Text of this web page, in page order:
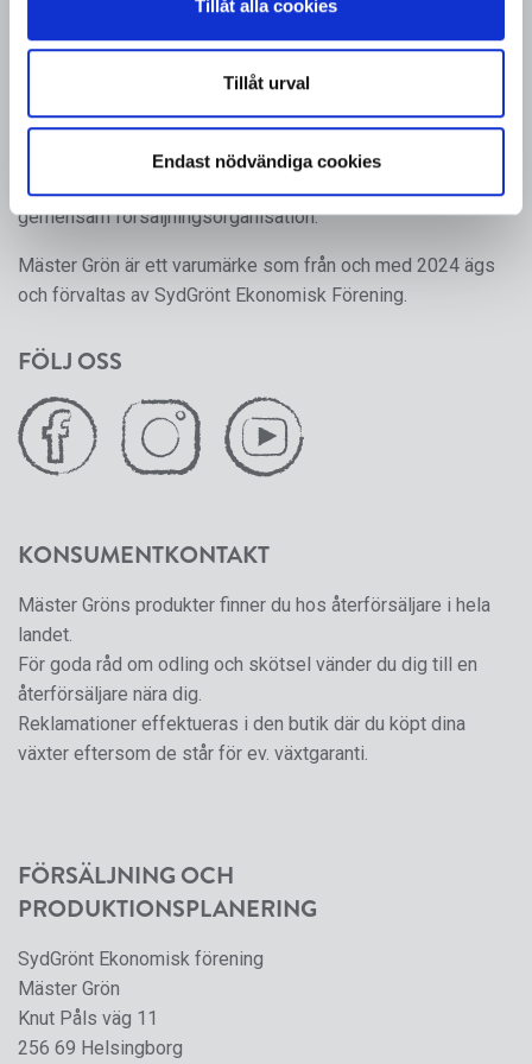
Tillåt alla cookies
Tillåt urval
Endast nödvändiga cookies
MÄSTER GRÖN
Sveriges i särklass största, tillika odlarägda, leverantör av
kruk- och utplanteringsväxter. Mäster Gröns rötter går
tillbaka till 1950-talet, då ett antal producenter av frukt,
gemensam försäljningsorganisation.
Mäster Grön är ett varumärke som från och med 2024 ägs
och förvaltas av SydGrönt Ekonomisk Förening.
FÖLJ OSS
KONSUMENTKONTAKT
Mäster Gröns produkter finner du hos återförsäljare i hela
landet.
För goda råd om odling och skötsel vänder du dig till en
återförsäljare nära dig.
Reklamationer effektueras i den butik där du köpt dina
växter eftersom de står för ev. växtgaranti.
FÖRSÄLJNING OCH
PRODUKTIONSPLANERING
SydGrönt Ekonomisk förening
Mäster Grön
Knut Påls väg 11
256 69 Helsingborg